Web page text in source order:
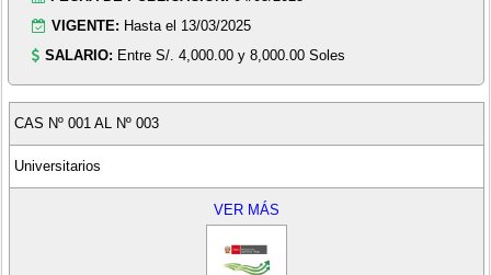
VIGENTE: Hasta el 13/03/2025
SALARIO: Entre S/. 4,000.00 y 8,000.00 Soles
CAS Nº 001 AL Nº 003
Universitarios
VER MÁS